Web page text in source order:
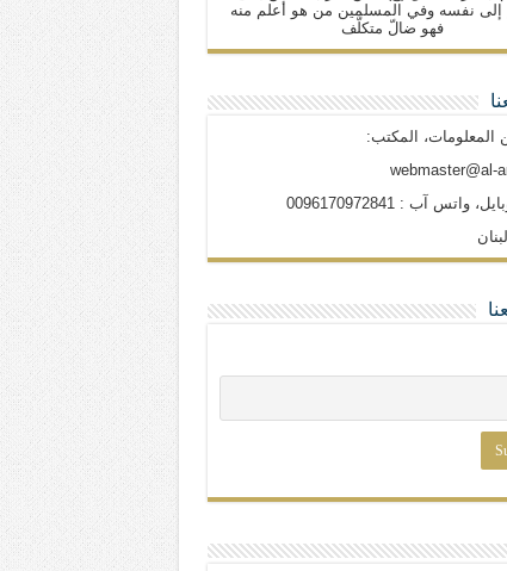
إلى نفسه وفي المسلمين من هو أعلم منه
فهو ضالّ متكلّف
المعلومات، المكتب:
webmaster@al-
واتس آب : 0096170972841